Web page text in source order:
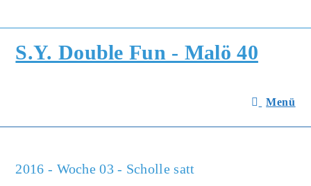
springen
S.Y. Double Fun - Malö 40
Menü
2016 - Woche 03 - Scholle satt